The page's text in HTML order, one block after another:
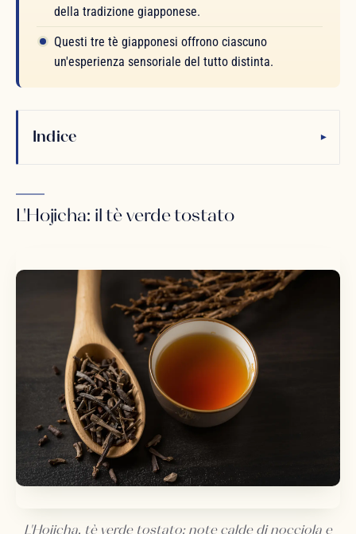
della tradizione giapponese.
Questi tre tè giapponesi offrono ciascuno
un'esperienza sensoriale del tutto distinta.
Indice ▾
L'Hojicha: il tè verde tostato
L'Hojicha, tè verde tostato: note calde di nocciola e